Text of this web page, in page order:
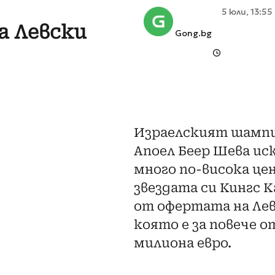
Левски Gong.bg
5 юли, 13:55
Израелският
Апоел Беер Шева
много по-висока
звездата си Кингс
от офертата на
която е за повече
милиона евро.